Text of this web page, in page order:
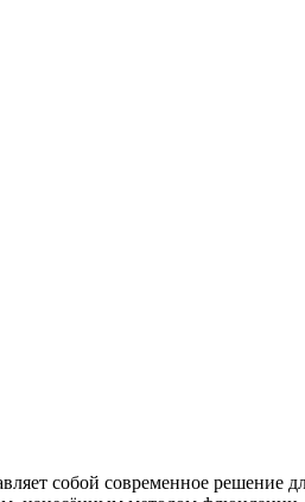
собой современное решение